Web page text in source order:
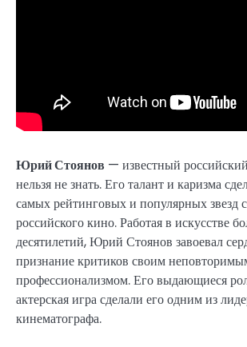
Юрий Стоянов — известный
нельзя не знать. Его талант и каризма
самых рейтинговых и популярных звезд
российского кино. Работая в искусстве
десятилетий, Юрий Стоянов завоевал
признание критиков своим
профессионализмом. Его выдающиеся
актерская игра сделали его одним из
кинематографа.